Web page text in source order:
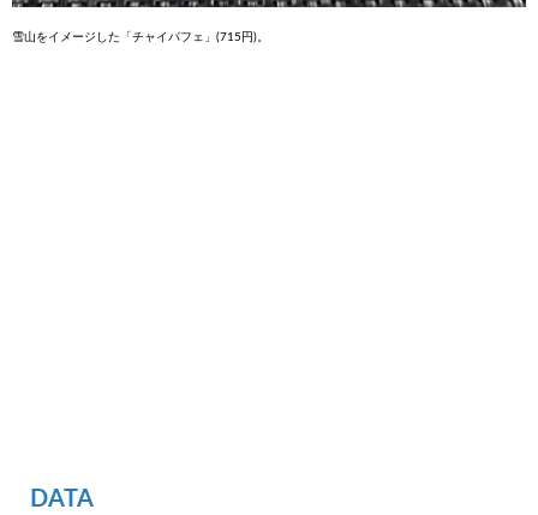
雪山をイメージした「チャイパフェ」(715円)。
DATA